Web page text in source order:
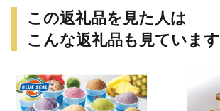
この返礼品を見た人は
こんな返礼品も見ています